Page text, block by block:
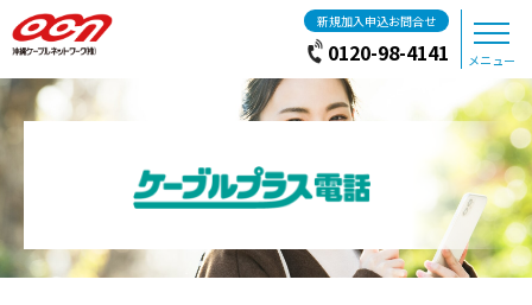
新規加入申込お問合せ
0120-98-4141 メニュー